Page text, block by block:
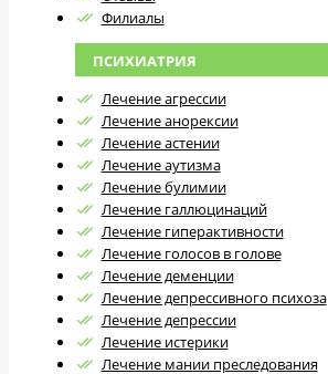
Филиалы
ПСИХИАТРИЯ
Лечение агрессии
Лечение анорексии
Лечение астении
Лечение аутизма
Лечение булимии
Лечение галлюцинаций
Лечение гиперактивности
Лечение голосов в голове
Лечение деменции
Лечение депрессивного психоза
Лечение депрессии
Лечение истерики
Лечение мании преследования